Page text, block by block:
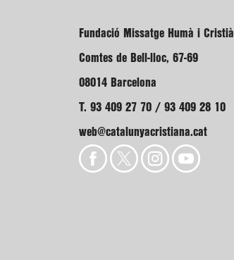
Fundació Missatge Humà i Cristià
Comtes de Bell-lloc, 67-69
08014 Barcelona
T. 93 409 27 70 / 93 409 28 10
web@catalunyacristiana.cat